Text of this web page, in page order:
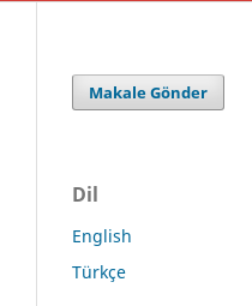
Makale Gönder
Dil
English
Türkçe